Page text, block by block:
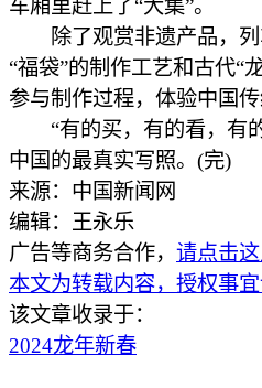
车厢里赶上了“大集”。
除了观赏非遗产品，列
“福袋”的制作工艺和古代“
参与制作过程，体验中国传
“有的买，有的看，有的
中国的最真实写照。(完)
来源：中国新闻网
编辑：王永乐
广告等商务合作， 请点击
本文为转载内容，授权事
该文章收录于：
2024龙年新春